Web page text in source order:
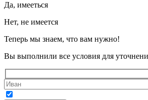
Да, имееться
Нет, не имеется
Теперь мы знаем, что вам нужно!
Вы выполнили все условия для